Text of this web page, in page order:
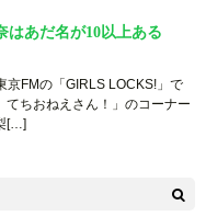
はあだ名が10以上ある
FMの「GIRLS LOCKS!」で
ちおねえさん！」のコーナー
[…]